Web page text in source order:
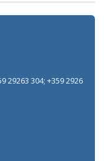
29263 304; +359 2926